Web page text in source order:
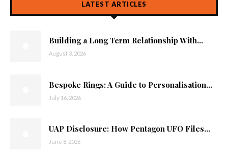
LATEST ARTICLES
Building a Long Term Relationship With...
August 3, 2026
Bespoke Rings: A Guide to Personalisation...
July 16, 2026
UAP Disclosure: How Pentagon UFO Files...
June 8, 2026